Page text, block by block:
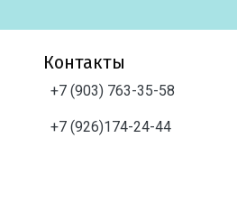
Контакты
+7 (903) 763-35-58
+7 (926)174-24-44